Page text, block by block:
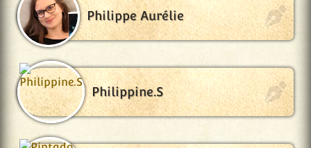
Philippe Aurélie
Philippine.S